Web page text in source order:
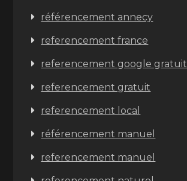
référencement annecy
referencement france
referencement google gratuit
referencement gratuit
referencement local
référencement manuel
referencement manuel